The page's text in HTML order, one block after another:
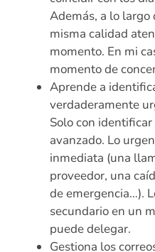
Además, a lo largo
misma calidad
momento. En mi
momento de
Aprende a
verdaderamente
Solo con
avanzado. Lo
inmediata (una
proveedor, una
de emergencia…).
secundario en un
puede delegar.
Gestiona los